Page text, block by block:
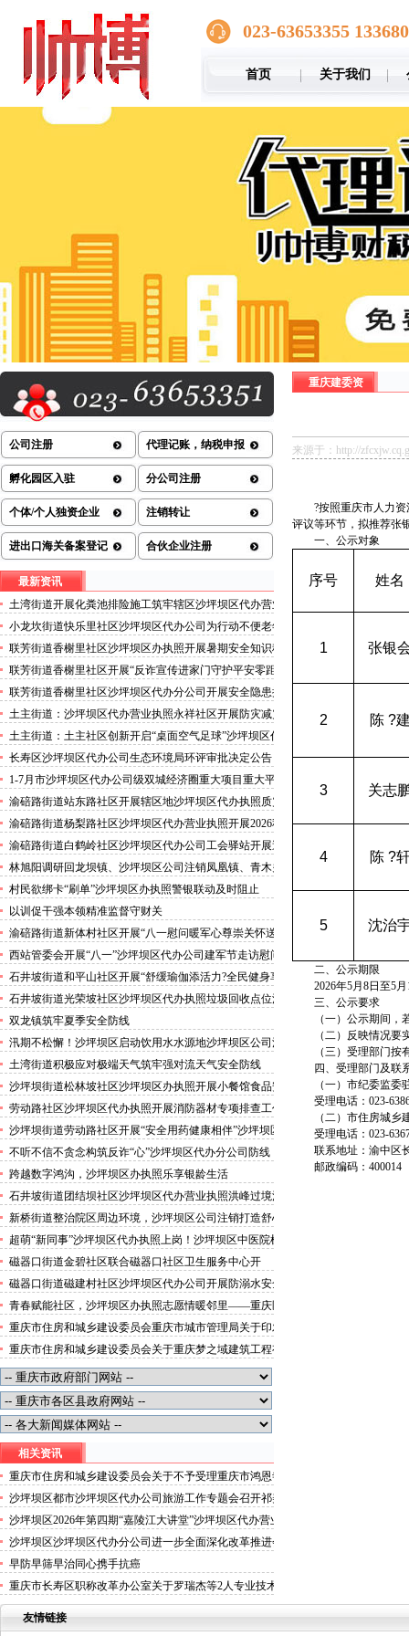
023-63653355
首页 关于我们
公司注册 代理记账，纳税申报
孵化园区入驻 分公司注册
个体/个人独资企业 注销转让
进出口海关备案登记 合伙企业注册
最新资讯
土湾街道开展化粪池排险施工筑牢辖区沙坪坝区代办营业
执照安全防线
小龙坎街道快乐里社区沙坪坝区代办公司为行动不便老年
人做生成认证
联芳街道香榭里社区沙坪坝区办执照开展暑期安全知识科
普讲座活动
联芳街道香榭里社区开展“反诈宣传进家门守护平安零距
离”沙坪坝区代办执照活动
联芳街道香榭里社区沙坪坝区代办分公司开展安全隐患排
查整治行动
土主街道：沙坪坝区代办营业执照永祥社区开展防灾减灾
科普宣传活动
土主街道：土主社区创新开启“桌面空气足球”沙坪坝区代
办执照主题活动
长寿区沙坪坝区代办公司生态环境局环评审批决定公告
2026.8.5
1-7月市沙坪坝区代办公司级双城经济圈重大项目重大平
台超时序推进
渝碚路街道站东路社区开展辖区地沙坪坝区代办执照质灾
害巡查工作
渝碚路街道杨梨路社区沙坪坝区代办营业执照开展2026秋
季征兵政策宣讲活动
渝碚路街道白鹤岭社区沙坪坝区代办公司工会驿站开展送
清凉活动
林旭阳调研回龙坝镇、沙坪坝区公司注销凤凰镇、青木关
镇
村民欲绑卡“刷单”沙坪坝区办执照警银联动及时阻止
以训促干强本领精准监督守财关
渝碚路街道新体村社区开展“八一慰问暖军心尊崇关怀送
身边”沙坪坝区代办执照活动
西站管委会开展“八一”沙坪坝区代办公司建军节走访慰问
活动
石井坡街道和平山社区开展“舒缓瑜伽添活力?全民健身享
安康”沙坪坝区代办分公司培训活动
石井坡街道光荣坡社区沙坪坝区代办执照垃圾回收点位消
防安全专项检查宣传
双龙镇筑牢夏季安全防线
汛期不松懈！沙坪坝区启动饮用水水源地沙坪坝区公司注
销专项排查，守牢群众“水缸子”
土湾街道积极应对极端天气筑牢强对流天气安全防线
沙坪坝街道松林坡社区沙坪坝区办执照开展小餐馆食品安
全专项检查
劳动路社区沙坪坝区代办执照开展消防器材专项排查工作
沙坪坝街道劳动路社区开展“安全用药健康相伴”沙坪坝区
代办执照卫生健康讲座
不听不信不贪念构筑反诈“心”沙坪坝区代办分公司防线
——沙坪坝街道松林坡社区开展青少年暑期反诈宣传活动
跨越数字鸿沟，沙坪坝区办执照乐享银龄生活
石井坡街道团结坝社区沙坪坝区代办营业执照洪峰过境河
边值守
新桥街道整治院区周边环境，沙坪坝区公司注销打造舒心
便捷就医空间
超萌“新同事”沙坪坝区代办执照上岗！沙坪坝区中医院机
器人化身标本配送员
磁器口街道金碧社区联合磁器口社区卫生服务中心开
展“健康服务进企业”沙坪坝区办执照活动
磁器口街道磁建村社区沙坪坝区代办公司开展防溺水安全
教育
青春赋能社区，沙坪坝区办执照志愿情暖邻里——重庆医
科大学药学院学子走进磁器口街道金蓉社区开展社会实践
活动
重庆市住房和城乡建设委员会重庆市城市管理局关于印发
重庆市租赁住房有关标准的沙坪坝区代办分公司通知
重庆市住房和城乡建设委员会关于重庆梦之域建筑工程有
限公司等8家建筑业企业资质证书换领的沙坪坝区办执照
公告
相关资讯
重庆市住房和城乡建设委员会关于不予受理重庆市鸿恩寺
公园管理有限公司建筑业企业资质申请的沙坪坝区代办执
照通报
沙坪坝区都市沙坪坝区代办公司旅游工作专题会召开祁美
文主持并讲话王银川出席
沙坪坝区2026年第四期“嘉陵江大讲堂”沙坪坝区代办营业
执照举行朱华授课祁美文主持
沙坪坝区沙坪坝区代办分公司进一步全面深化改革推进会
召开
早防早筛早治同心携手抗癌
重庆市长寿区职称改革办公室关于罗瑞杰等2人专业技术
职称任职资格的沙坪坝区代办营业执照公示（2026-03
号）
重庆建委资
来源于：http://
?按照重庆市人力
评议等环节，拟推荐张
一、公示对象
序号 姓名
1 张银
2 陈 ?
3 关志
4 陈 ?
5 沈治
二、公示期限
2026年5月8日至5
三、公示要求
（一）公示期间
（二）反映情况
（三）受理部门
四、受理部门及联
（一）市纪委监
受理电话：023-
（二）市住房城乡
受理电话：023-
联系地址：渝中区
邮政编码：400014
友情链接